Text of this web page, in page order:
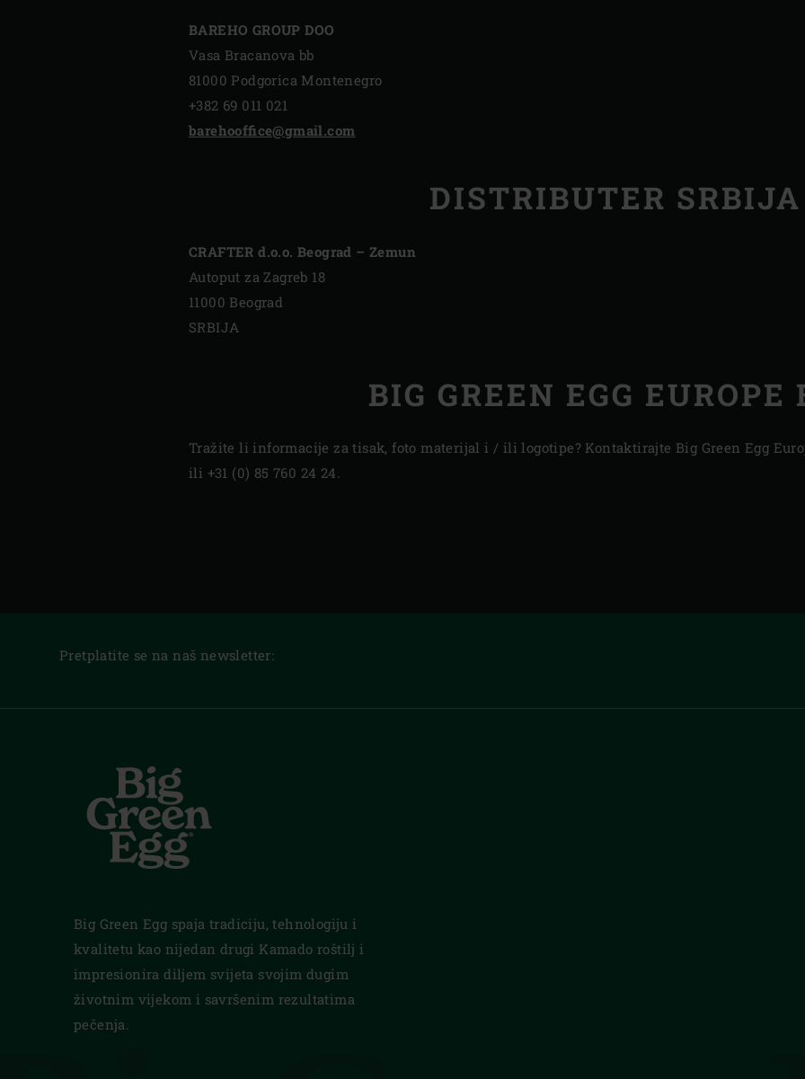
BAREHO GROUP DOO
Vasa Bracanova bb
81000 Podgorica Montenegro
+382 69 011 021
barehooffice@gmail.com
DISTRIBUTER SRBIJA
CRAFTER d.o.o. Beograd – Zemun
Autoput za Zagreb 18
11000 Beograd
SRBIJA
BIG GREEN EGG EUROPE
Tražite li informacije za tisak, foto materijal i / ili logotipe? Kontaktirajte Big Green Egg
ili +31 (0) 85 760 24 24.
Pretplatite se na naš newsletter:
Big Green Egg spaja tradiciju, tehnologiju i
kvalitetu kao nijedan drugi Kamado roštilj i
impresionira diljem svijeta svojim dugim
životnim vijekom i savršenim rezultatima
pečenja.